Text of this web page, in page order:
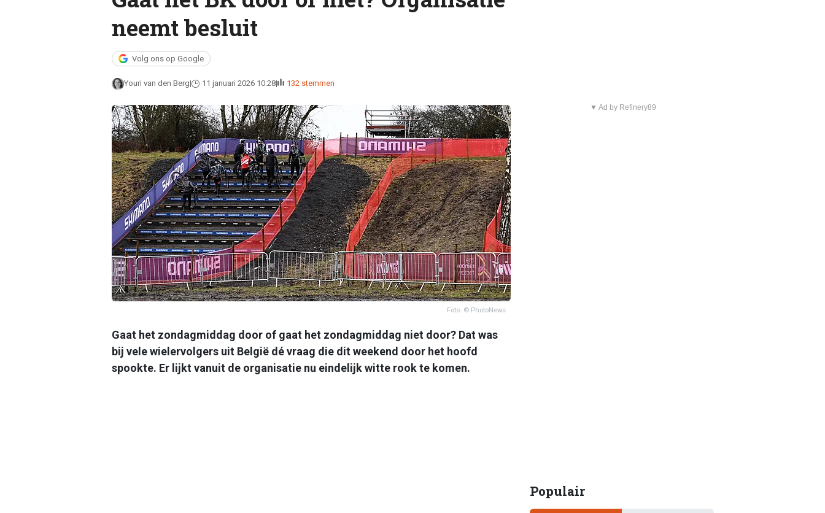
neemt besluit
Volg ons op Google
Youri van den Berg 11 januari 2026 10:28 132 stemmen
Foto: © PhotoNews
Gaat het zondagmiddag door of gaat het zondagmiddag niet door? Dat was
bij vele wielervolgers uit België dé vraag die dit weekend door het hoofd
spookte. Er lijkt vanuit de organisatie nu eindelijk witte rook te komen.
▼ Ad by Refinery89
Populair